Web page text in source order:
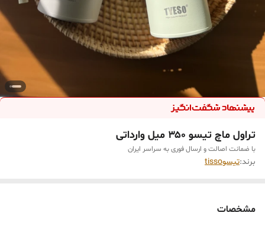
تراول ماچ تیسو ۳۵۰ میل وارداتی
با ضمانت اصالت و ارسال فوری به سراسر ایران
برند:تیسوtisso
مشخصات